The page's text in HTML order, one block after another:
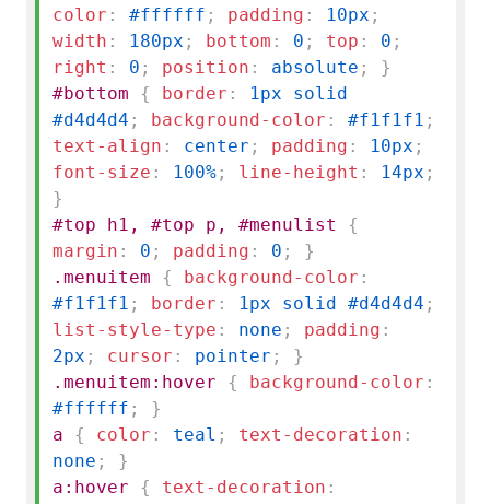
color : #ffffff ; padding : 10px ;
width : 180px ; bottom : 0 ; top : 0 ;
right : 0 ; position : absolute ;
}
#bottom { border :
1px solid
#d4d4d4 ; background-color : #f1f1f1 ;
text-align : center ; padding : 10px ;
font-size : 100%; line-height : 14px ;
}
#top h1, #top p, #menulist {
margin : 0 ; padding : 0 ;
}
.menuitem { background-color :
#f1f1f1 ; border : 1px solid #d4d4d4 ;
list-style-type : none ; padding :
2px ; cursor : pointer ;
}
.menuitem:hover { background-color :
#ffffff ;
}
a { color : teal ; text-decoration :
none ;
}
a:hover { text-decoration :